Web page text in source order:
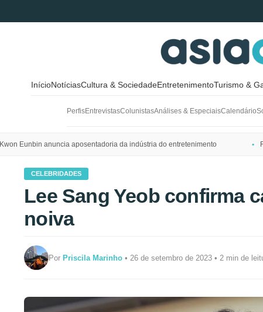
InícioNotíciasCultura & SociedadeEntretenimentoTurismo &
PerfisEntrevistasColunistasAnálises & EspeciaisCalendário
Kwon Eunbin anuncia aposentadoria da indústria do entretenimento
CELEBRIDADES
Lee Sang Yeob confirma
noiva
PorPriscila Marinho • 26 de setembro de 2023 • 2 min de